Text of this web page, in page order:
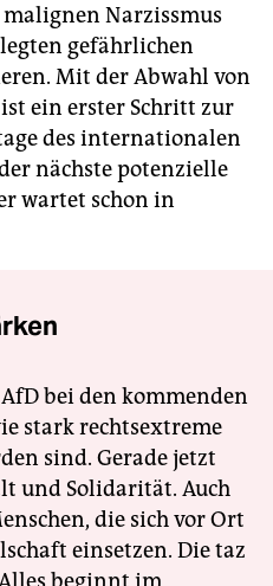
Narzissmus
gefährlichen
Mit der Abwahl von
ein erster Schritt zur
des internationalen
nächste potenzielle
wartet schon in
bei den kommenden
stark rechtsextreme
sind. Gerade jetzt
und Solidarität. Auch
die sich vor Ort
einsetzen. Die taz